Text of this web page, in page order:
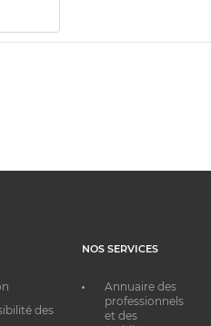
des
NOS SERVICES
Annuaire des
professionnels
et des